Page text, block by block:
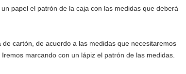
papel el patrón de la caja con las medidas que deberá
cartón, de acuerdo a las medidas que necesitaremos
marcando con un lápiz el patrón de las medidas.